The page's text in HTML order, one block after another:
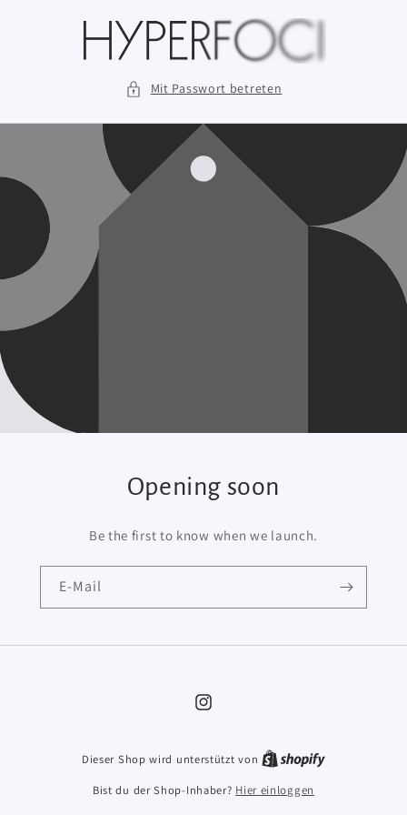
Mit Passwort betreten
Opening soon
Be the first to know when we launch.
E-Mail
Instagram
Dieser Shop wird unterstützt von
Bist du der Shop-Inhaber? Hier einloggen